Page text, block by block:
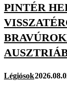
PINTÉR
Légiósok